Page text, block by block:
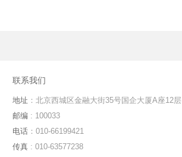
联系我们
地址 ：北京西城区金融大街35号国企大厦A座12层
邮编 : 100033
电话 ：010-66199421
传真 : 010-63577238